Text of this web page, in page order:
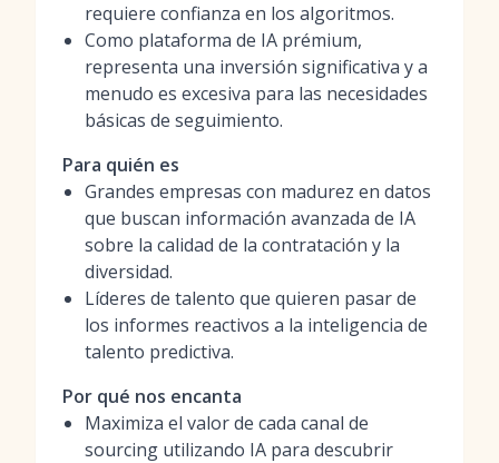
requiere confianza en los algoritmos.
Como plataforma de IA prémium,
representa una inversión significativa y a
menudo es excesiva para las necesidades
básicas de seguimiento.
Para quién es
Grandes empresas con madurez en datos
que buscan información avanzada de IA
sobre la calidad de la contratación y la
diversidad.
Líderes de talento que quieren pasar de
los informes reactivos a la inteligencia de
talento predictiva.
Por qué nos encanta
Maximiza el valor de cada canal de
sourcing utilizando IA para descubrir